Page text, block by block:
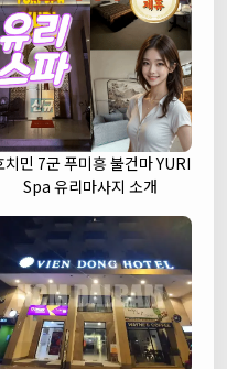
치민 7군 푸미흥 불건마 YURI
Spa 유리마사지 소개